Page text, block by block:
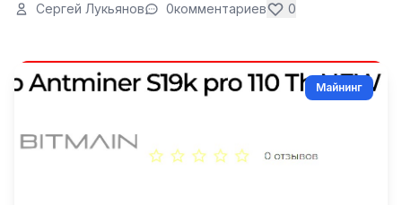
Сергей Лукьянов
0комментариев 0
Майнинг